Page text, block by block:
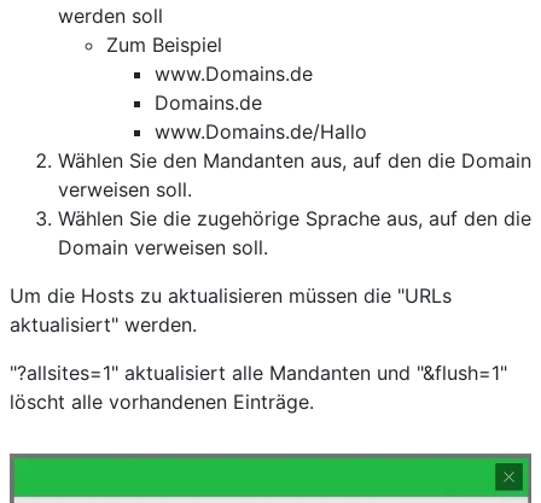
werden soll
Zum Beispiel
www.Domains.de
Domains.de
www.Domains.de/Hallo
Wählen Sie den Mandanten aus, auf den die Domain
verweisen soll.
Wählen Sie die zugehörige Sprache aus, auf den die
Domain verweisen soll.
Um die Hosts zu aktualisieren müssen die "URLs
aktualisiert" werden.
"?allsites=1" aktualisiert alle Mandanten und "&flush=1"
löscht alle vorhandenen Einträge.